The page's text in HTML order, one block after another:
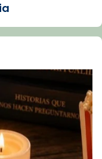
is at Catedral